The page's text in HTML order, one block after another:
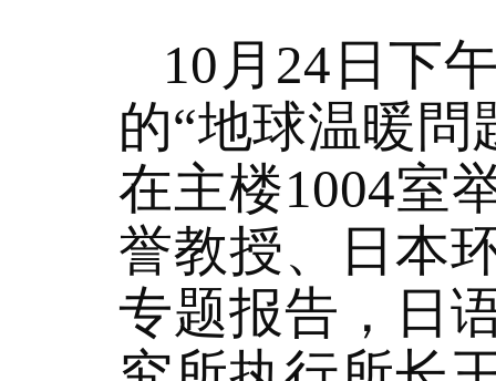
10 月 24 日下
的“地球温暖問
在主楼1004室
誉教授、日本
专题报告，日